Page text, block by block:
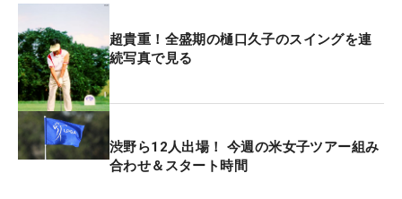
超貴重！全盛期の樋口久子のスイングを連
続写真で見る
渋野ら12人出場！ 今週の米女子ツアー組み
合わせ＆スタート時間